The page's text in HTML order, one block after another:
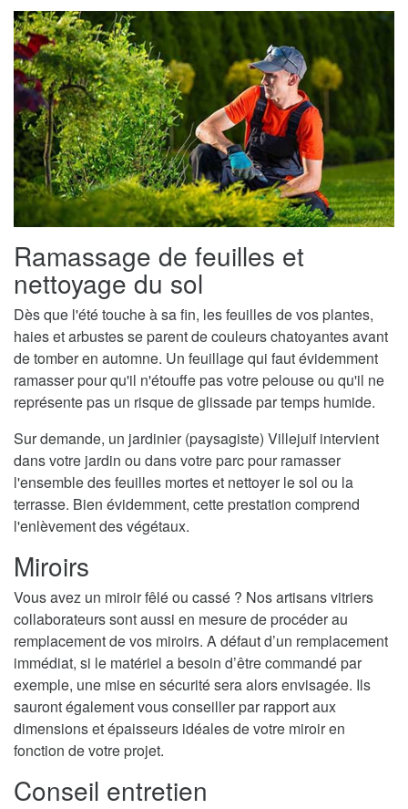
Ramassage de feuilles et
nettoyage du sol
Dès que l'été touche à sa fin, les feuilles de vos plantes,
haies et arbustes se parent de couleurs chatoyantes avant
de tomber en automne. Un feuillage qui faut évidemment
ramasser pour qu'il n'étouffe pas votre pelouse ou qu'il ne
représente pas un risque de glissade par temps humide.
Sur demande, un jardinier (paysagiste) Villejuif intervient
dans votre jardin ou dans votre parc pour ramasser
l'ensemble des feuilles mortes et nettoyer le sol ou la
terrasse. Bien évidemment, cette prestation comprend
l'enlèvement des végétaux.
Miroirs
Vous avez un miroir fêlé ou cassé ? Nos artisans vitriers
collaborateurs sont aussi en mesure de procéder au
remplacement de vos miroirs. A défaut d’un remplacement
immédiat, si le matériel a besoin d’être commandé par
exemple, une mise en sécurité sera alors envisagée. Ils
sauront également vous conseiller par rapport aux
dimensions et épaisseurs idéales de votre miroir en
fonction de votre projet.
Conseil entretien